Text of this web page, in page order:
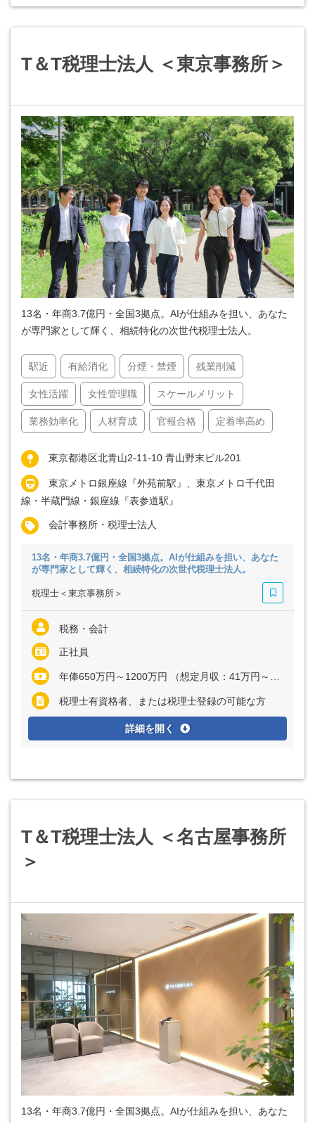
T＆T税理士法人 ＜東京事務所＞
13名・年商3.7億円・全国3拠点。AIが仕組みを担い、あなた
が専門家として輝く、相続特化の次世代税理士法人。
駅近 有給消化 分煙・禁煙 残業削減
女性活躍 女性管理職 スケールメリット
業務効率化 人材育成 官報合格 定着率高め
東京都港区北青山2-11-10 青山野末ビル201
東京メトロ銀座線『外苑前駅』、東京メトロ千代田
線・半蔵門線・銀座線『表参道駅』
会計事務所・税理士法人
13名・年商3.7億円・全国3拠点。AIが仕組みを担い、あなた
が専門家として輝く、相続特化の次世代税理士法人。
税理士＜東京事務所＞
税務・会計
正社員
年俸650万円～1200万円 （想定月収：41万円～81万円） ※経験・能力など考慮の上、決定いたします
税理士有資格者、または税理士登録の可能な方
詳細を開く
T＆T税理士法人 ＜名古屋事務所
＞
13名・年商3.7億円・全国3拠点。AIが仕組みを担い、あなた